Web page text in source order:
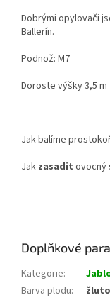
Dobrými opylovači
Ballerín.
Podnož: M7
Doroste výšky 3,5 m
Jak balíme
Jak zasadit ovocný
Doplňkové
Kategorie:
Barva plodu: